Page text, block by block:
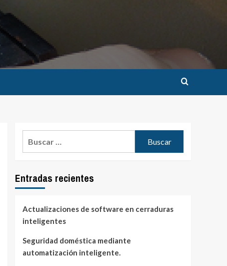
Entradas recientes
Actualizaciones de software en cerraduras
inteligentes
Seguridad doméstica mediante
automatización inteligente.